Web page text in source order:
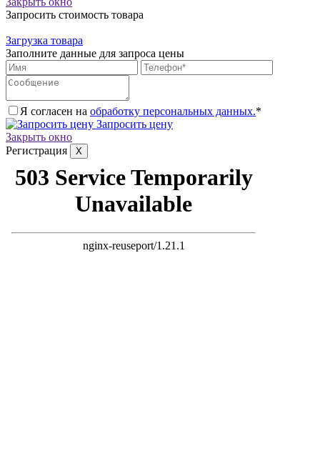
Запросить стоимость товара
Загрузка товара
Заполните данные для запроса цены
Я согласен на обработку персональных данных.*
Запросить цену
Закрыть окно
Регистрация
X